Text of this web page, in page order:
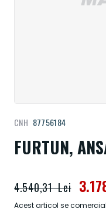
FURTUN,
CNH 87756184
4.540,31 Lei
Acest articol se
la
începutul
galeriei
imagini